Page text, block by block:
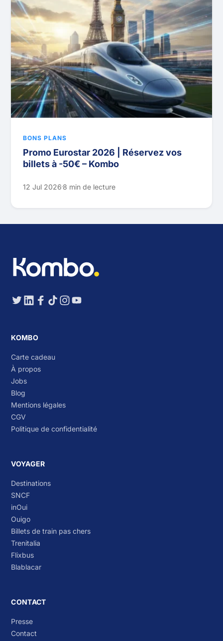
BONS PLANS
Promo Eurostar 2026 | Réservez vos
billets à -50€ – Kombo
12 Jul 20268 min de lecture
KOMBO
Carte cadeau
À propos
Jobs
Blog
Mentions légales
CGV
Politique de confidentialité
VOYAGER
Destinations
SNCF
inOui
Ouigo
Billets de train pas chers
Trenitalia
Flixbus
Blablacar
CONTACT
Presse
Contact